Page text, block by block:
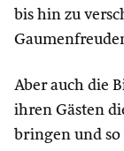
bis hin zu
Aber auch die
ihren Gästen
bringen und